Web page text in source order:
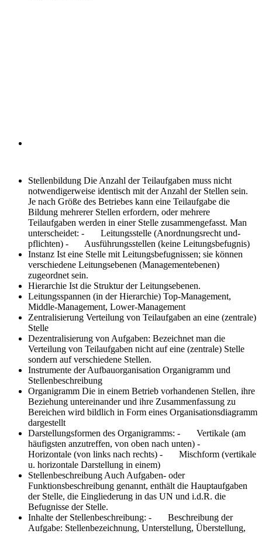
Stellenbildung Die Anzahl der Teilaufgaben muss nicht
notwendigerweise identisch mit der Anzahl der Stellen sein.
Je nach Größe des Betriebes kann eine Teilaufgabe die
Bildung mehrerer Stellen erfordern, oder mehrere
Teilaufgaben werden in einer Stelle zusammengefasst. Man
unterscheidet: - Leitungsstelle (Anordnungsrecht und-
pflichten) - Ausführungsstellen (keine Leitungsbefugnis)
Instanz Ist eine Stelle mit Leitungsbefugnissen; sie können
verschiedene Leitungsebenen (Managementebenen)
zugeordnet sein.
Hierarchie Ist die Struktur der Leitungsebenen.
Leitungsspannen (in der Hierarchie) Top-Management,
Middle-Management, Lower-Management
Zentralisierung Verteilung von Teilaufgaben an eine (zentrale)
Stelle
Dezentralisierung von Aufgaben: Bezeichnet man die
Verteilung von Teilaufgaben nicht auf eine (zentrale) Stelle
sondern auf verschiedene Stellen.
Instrumente der Aufbauorganisation Organigramm und
Stellenbeschreibung
Organigramm Die in einem Betrieb vorhandenen Stellen, ihre
Beziehung untereinander und ihre Zusammenfassung zu
Bereichen wird bildlich in Form eines Organisationsdiagramm
dargestellt
Darstellungsformen des Organigramms: - Vertikale (am
häufigsten anzutreffen, von oben nach unten) -
Horizontale (von links nach rechts) - Mischform (vertikale
u. horizontale Darstellung in einem)
Stellenbeschreibung Auch Aufgaben- oder
Funktionsbeschreibung genannt, enthält die Hauptaufgaben
der Stelle, die Eingliederung in das UN und i.d.R. die
Befugnisse der Stelle.
Inhalte der Stellenbeschreibung: - Beschreibung der
Aufgabe: Stellenbezeichnung, Unterstellung, Überstellung,